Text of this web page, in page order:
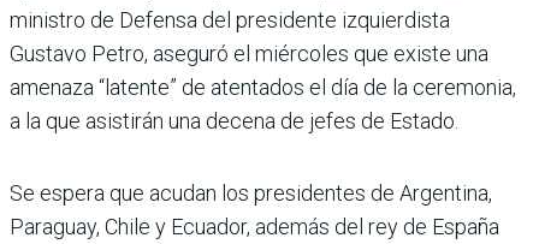
ministro de Defensa del presidente izquierdista
Gustavo Petro, aseguró el miércoles que existe una
amenaza “latente” de atentados el día de la ceremonia,
a la que asistirán una decena de jefes de Estado.
Se espera que acudan los presidentes de Argentina,
Paraguay, Chile y Ecuador, además del rey de España